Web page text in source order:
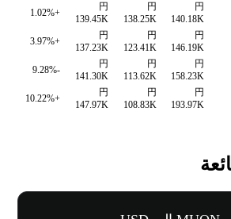
円
140.18K
円
138.25K
円
139.45K
+1.02%
円
146.19K
円
123.41K
円
137.23K
+3.97%
円
158.23K
円
113.62K
円
141.30K
-9.28%
円
193.97K
円
108.83K
円
147.97K
+10.22%